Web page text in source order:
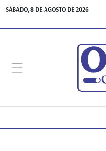
SÁBADO, 8 DE AGOSTO DE 2026